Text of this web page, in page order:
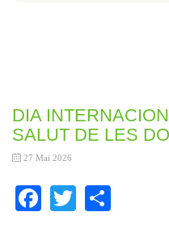
DIA
SALUT DE LES
27 Mai 2026
Facebook
Twitter